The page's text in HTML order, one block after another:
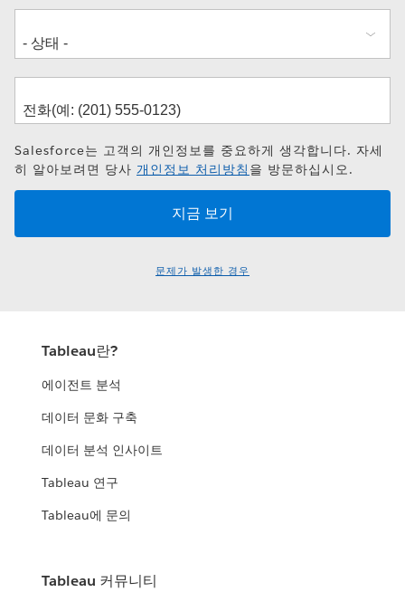
Salesforce는 고객의 개인정보를 중요하게 생각합니다. 자세
히 알아보려면 당사 개인정보 처리방침 을 방문하십시오.
문제가 발생한 경우
Tableau란?
에이전트 분석
데이터 문화 구축
데이터 분석 인사이트
Tableau 연구
Tableau에 문의
Tableau 커뮤니티